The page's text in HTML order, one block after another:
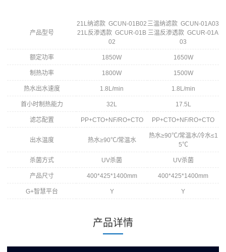
产品型号
21L纳滤款 GCUN-01B02
21L反渗透款 GCUR-01B
02
三温纳滤款 GCUN-01A03
三温反渗透款 GCUR-01A
03
额定功率 1850W 1650W
制热功率 1800W 1500W
热水出水速度 1.8L/min 1.8L/min
首小时制热能力 32L 17.5L
滤芯配置 PP+CTO+NF/RO+CTO PP+CTO+NF/RO+CTO
出水温度 热水≥90℃/常温水
热水≥90℃/常温水/冷水≤1
5℃
杀菌方式 UV杀菌 UV杀菌
产品尺寸 400*425*1400mm 400*425*1400mm
G+智慧平台 Y Y
产品详情